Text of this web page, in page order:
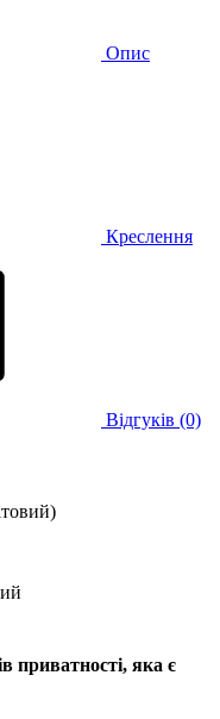
Опис
Креслення
Відгуків (0)
приватності, яка є